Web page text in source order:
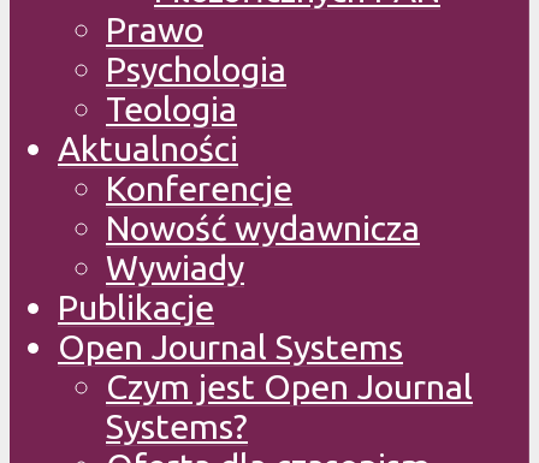
Prawo
Psychologia
Teologia
Aktualności
Konferencje
Nowość wydawnicza
Wywiady
Publikacje
Open Journal Systems
Czym jest Open Journal
Systems?